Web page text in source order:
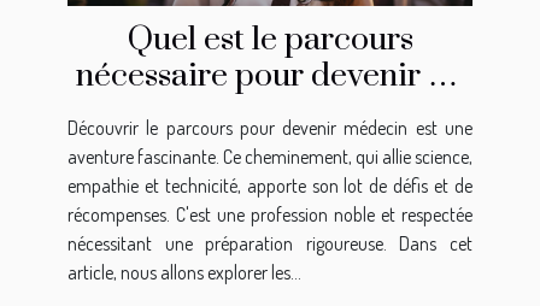
Quel est le parcours
nécessaire pour devenir un
médecin ?
Découvrir le parcours pour devenir médecin est une
aventure fascinante. Ce cheminement, qui allie science,
empathie et technicité, apporte son lot de défis et de
récompenses. C'est une profession noble et respectée
nécessitant une préparation rigoureuse. Dans cet
article, nous allons explorer les...